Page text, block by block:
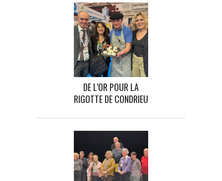
DE L’OR POUR LA
RIGOTTE DE CONDRIEU